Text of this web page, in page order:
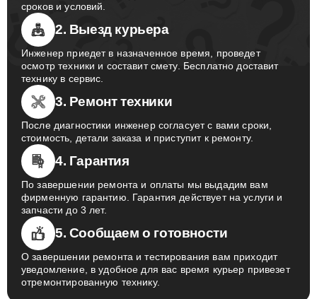
сроков и условий.
2. Выезд курьера
Инженер приедет в назначенное время, проведет
осмотр техники и составит смету. Бесплатно доставит
технику в сервис.
3. Ремонт техники
После диагностики инженер согласует с вами сроки,
стоимость, детали заказа и приступит к ремонту.
4. Гарантия
По завершении ремонта и оплаты мы выдадим вам
фирменную гарантию. Гарантия действует на услуги и
запчасти до 3 лет.
5. Сообщаем о готовности
О завершении ремонта и тестирования вам приходит
уведомление, в удобное для вас время курьер привезет
отремонтированную технику.